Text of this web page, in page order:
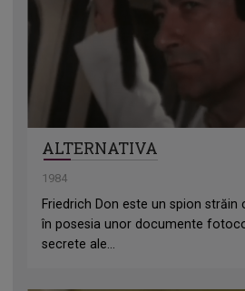
ALTERNATIVA
1984
Friedrich Don este un spion străin
în posesia unor documente
secrete ale...